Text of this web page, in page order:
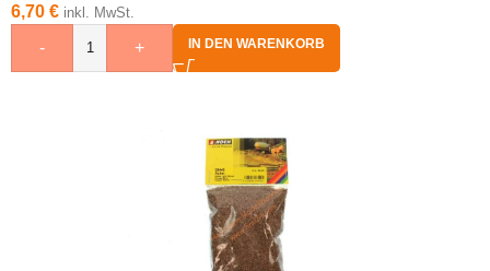
6,70 € inkl. MwSt.
- + IN DEN WARENKORB